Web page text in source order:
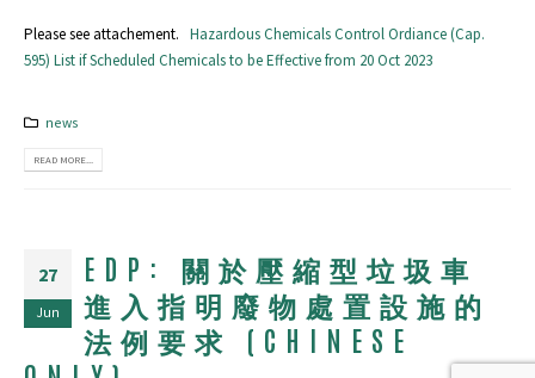
Please see attachement. Hazardous Chemicals Control Ordiance (Cap.
595) List if Scheduled Chemicals to be Effective from 20 Oct 2023
news
READ MORE...
27
Jun
EDP: 關於壓縮型垃圾車
進入指明廢物處置設施的
法例要求 (CHINESE